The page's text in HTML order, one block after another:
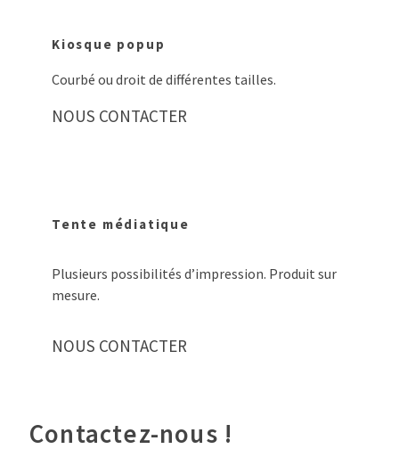
Kiosque popup​
Courbé ou droit de différentes tailles.
NOUS CONTACTER
Tente médiatique​
Plusieurs possibilités d’impression. Produit sur
mesure.
NOUS CONTACTER
Contactez-nous !